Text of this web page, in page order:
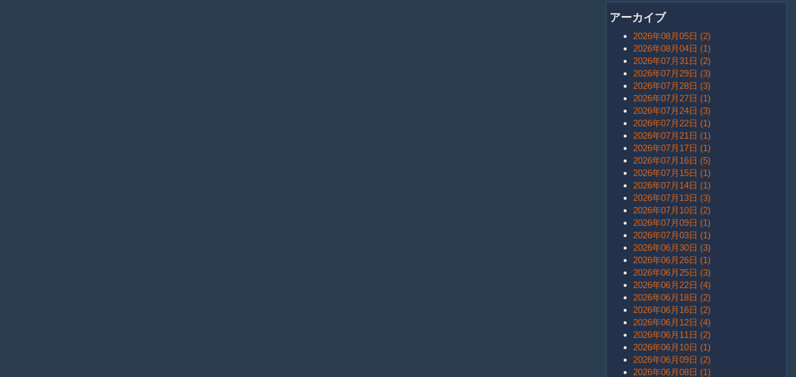
アーカイブ
2026年08月05日 (2)
2026年08月04日 (1)
2026年07月31日 (2)
2026年07月29日 (3)
2026年07月28日 (3)
2026年07月27日 (1)
2026年07月24日 (3)
2026年07月22日 (1)
2026年07月21日 (1)
2026年07月17日 (1)
2026年07月16日 (5)
2026年07月15日 (1)
2026年07月14日 (1)
2026年07月13日 (3)
2026年07月10日 (2)
2026年07月09日 (1)
2026年07月03日 (1)
2026年06月30日 (3)
2026年06月26日 (1)
2026年06月25日 (3)
2026年06月22日 (4)
2026年06月18日 (2)
2026年06月16日 (2)
2026年06月12日 (4)
2026年06月11日 (2)
2026年06月10日 (1)
2026年06月09日 (2)
2026年06月08日 (1)